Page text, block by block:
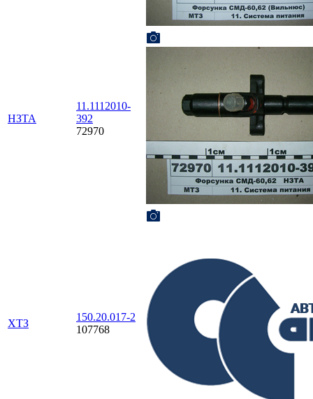
НЗТА
11.1112010-
392
72970
ХТЗ
150.20.017-2
107768